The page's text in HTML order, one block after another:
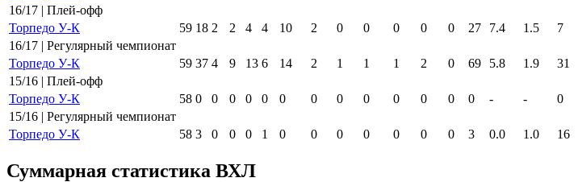
16/17 | Плей-офф
Торпедо У-К
59 18 2 2 4 4 10 2 0 0 0 0 0 27 7.4 1.5 7
16/17 | Регулярный чемпионат
Торпедо У-К
59 37 4 9 13 6 14 2 1 1 1 2 0 69 5.8 1.9 31
15/16 | Плей-офф
Торпедо У-К
58 0 0 0 0 0 0 0 0 0 0 0 0 0 - - 0
15/16 | Регулярный чемпионат
Торпедо У-К
58 3 0 0 0 1 0 0 0 0 0 0 0 3 0.0 1.0 16
Суммарная статистика ВХЛ